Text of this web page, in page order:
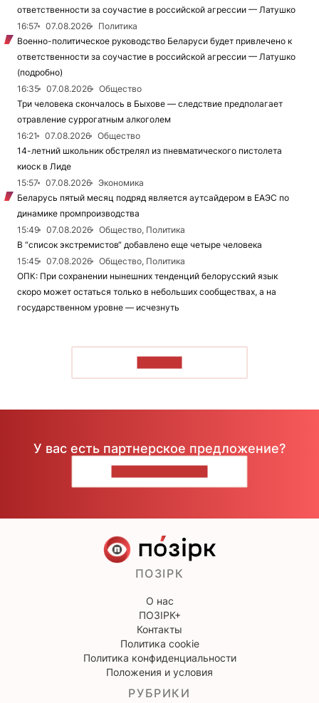
ответственности за соучастие в российской агрессии — Латушко
16:57
07.08.2026
Политика
Военно-политическое руководство Беларуси будет привлечено к
ответственности за соучастие в российской агрессии — Латушко
(подробно)
16:35
07.08.2026
Общество
Три человека скончалось в Быхове — следствие предполагает
отравление суррогатным алкоголем
16:21
07.08.2026
Общество
14-летний школьник обстрелял из пневматического пистолета
киоск в Лиде
15:57
07.08.2026
Экономика
Беларусь пятый месяц подряд является аутсайдером в ЕАЭС по
динамике промпроизводства
15:49
07.08.2026
Общество, Политика
В “список экстремистов“ добавлено еще четыре человека
15:45
07.08.2026
Общество, Политика
ОПК: При сохранении нынешних тенденций белорусский язык
скоро может остаться только в небольших сообществах, а на
государственном уровне — исчезнуть
У вас есть партнерское предложение?
ПОЗІРК
О нас
ПОЗІРК+
Контакты
Политика cookie
Политика конфиденциальности
Положения и условия
РУБРИКИ